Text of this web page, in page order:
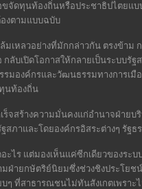
ขจัดทุนท้องถิ่นหรือประชาธิปไตยแ
งตามแบบฉบับ
มเหลวอย่างที่มักกล่าวกัน ตรงข้า
ลับเปิดโอกาสให้กลายเป็นระบบรั
มองค์กรและวัฒนธรรมทางการเมื
นท้องถิ่น
ร็จสร้างความมั่นคงแก่อำนาจฝ่าย
ภาและโดยองค์กรอิสระต่างๆ รัฐ
ไร แต่มองเห็นแค่ซีกเดียวของระ
ฝ่ายกษัตริย์นิยมซึ่งช่วงชิงประโยช
บๆ ที่สาธารณชนไม่ทันสังเกตเพราะ